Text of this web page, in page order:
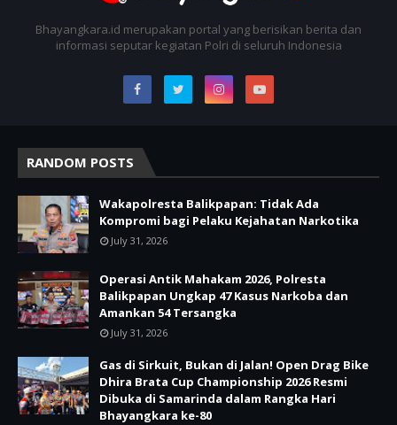
Bhayangkara.id merupakan portal yang berisikan berita dan
informasi seputar kegiatan Polri di seluruh Indonesia
RANDOM POSTS
Wakapolresta Balikpapan: Tidak Ada
Kompromi bagi Pelaku Kejahatan Narkotika
July 31, 2026
Operasi Antik Mahakam 2026, Polresta
Balikpapan Ungkap 47 Kasus Narkoba dan
Amankan 54 Tersangka
July 31, 2026
Gas di Sirkuit, Bukan di Jalan! Open Drag Bike
Dhira Brata Cup Championship 2026 Resmi
Dibuka di Samarinda dalam Rangka Hari
Bhayangkara ke-80